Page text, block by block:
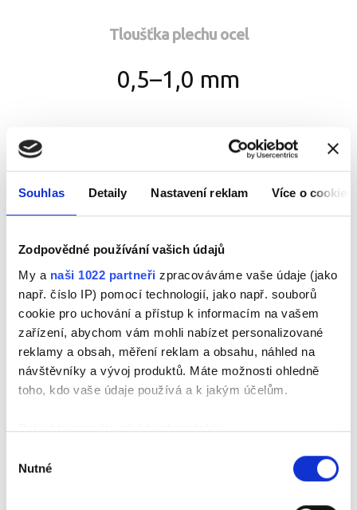
Souhlas Detaily Nastavení reklam Více o cookies
Zodpovědné používání vašich údajů
My a naši 1022 partneři zpracováváme vaše údaje (jako
např. číslo IP) pomocí technologií, jako např. souborů
cookie pro uchování a přístup k informacím na vašem
zařízení, abychom vám mohli nabízet personalizované
reklamy a obsah, měření reklam a obsahu, náhled na
návštěvníky a vývoj produktů. Máte možnosti ohledně
toho, kdo vaše údaje používá a k jakým účelům.
Pokud to povolíte, rádi bychom také:
poloze, které mohou být přesné na několik metrů
souhlasu
Nutné
Tloušťka plechu ocel
0,5–1,0 mm
Maximální doporučovaná délka
max 12 bm
Výška profilu:
54,5 mm